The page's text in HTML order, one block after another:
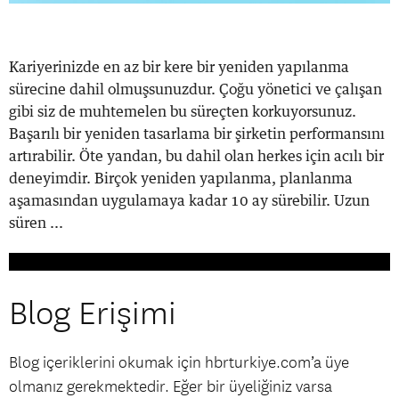
Kariyerinizde en az bir kere bir yeniden yapılanma
sürecine dahil olmuşsunuzdur. Çoğu yönetici ve çalışan
gibi siz de muhtemelen bu süreçten korkuyorsunuz.
Başarılı bir yeniden tasarlama bir şirketin performansını
artırabilir. Öte yandan, bu dahil olan herkes için acılı bir
deneyimdir. Birçok yeniden yapılanma, planlanma
aşamasından uygulamaya kadar 10 ay sürebilir. Uzun
süren ...
Blog Erişimi
Blog içeriklerini okumak için hbrturkiye.com’a üye
olmanız gerekmektedir. Eğer bir üyeliğiniz varsa